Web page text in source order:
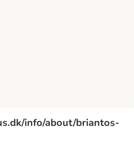
info/about/briantos-